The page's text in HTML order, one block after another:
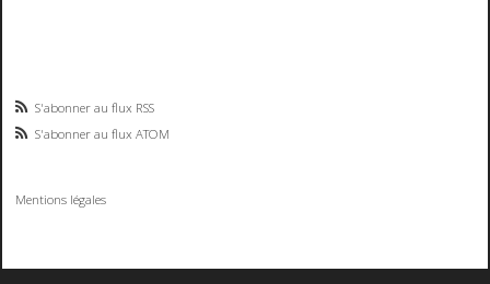
S'abonner au flux RSS
S'abonner au flux ATOM
Mentions légales